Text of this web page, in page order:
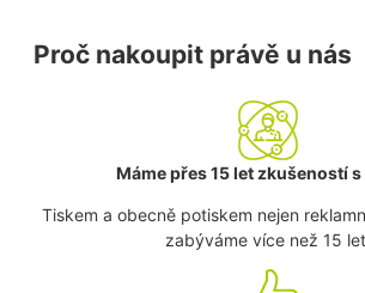
Proč nakoupit právě u nás
Máme přes 15 let zkušeností
Tiskem a obecně potiskem nejen
zabýváme více než 15